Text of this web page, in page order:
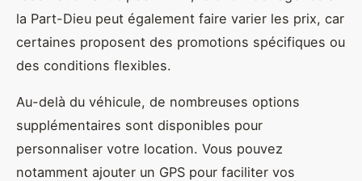
la Part-Dieu peut également faire varier les prix, car
certaines proposent des promotions spécifiques ou
des conditions flexibles.
Au-delà du véhicule, de nombreuses options
supplémentaires sont disponibles pour
personnaliser votre location. Vous pouvez
notamment ajouter un GPS pour faciliter vos